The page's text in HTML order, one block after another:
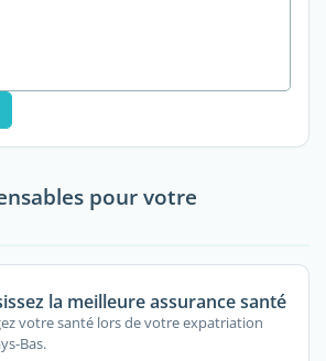
pour votre
la meilleure assurance santé
votre santé lors de votre expatriation
Bas.